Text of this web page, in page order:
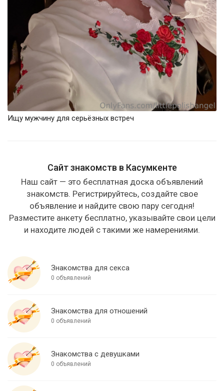
Ищу мужчину для серьёзных встреч
Сайт знакомств в Касумкенте
Наш сайт — это бесплатная доска объявлений
знакомств. Регистрируйтесь, создайте свое
объявление и найдите свою пару сегодня!
Разместите анкету бесплатно, указывайте свои цели
и находите людей с такими же намерениями.
Знакомства для секса
0 объявлений
Знакомства для отношений
0 объявлений
Знакомства с девушками
0 объявлений